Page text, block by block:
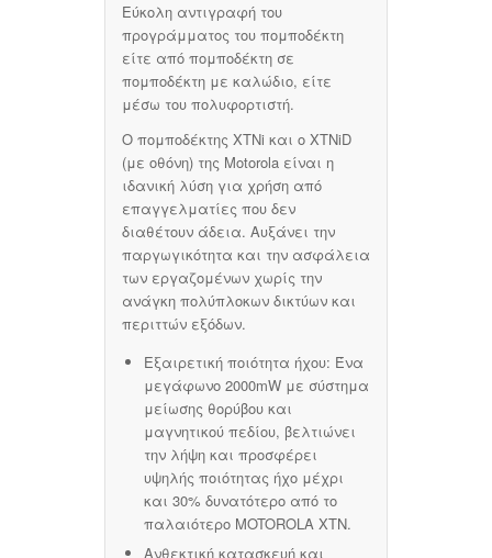
Εύκολη αντιγραφή του
προγράμματος του πομποδέκτη
είτε από πομποδέκτη σε
πομποδέκτη με καλώδιο, είτε
μέσω του πολυφορτιστή.
Ο πομποδέκτης XTNi και ο XTNiD
(με οθόνη) της Motorola είναι η
ιδανική λύση για χρήση από
επαγγελματίες που δεν
διαθέτουν άδεια. Αυξάνει την
παργωγικότητα και την ασφάλεια
των εργαζομένων χωρίς την
ανάγκη πολύπλοκων δικτύων και
περιττών εξόδων.
Εξαιρετική ποιότητα ήχου: Ένα
μεγάφωνο 2000mW με σύστημα
μείωσης θορύβου και
μαγνητικού πεδίου, βελτιώνει
την λήψη και προσφέρει
υψηλής ποιότητας ήχο μέχρι
και 30% δυνατότερο από το
παλαιότερο MOTOROLA XTN.
Ανθεκτική κατασκευή και